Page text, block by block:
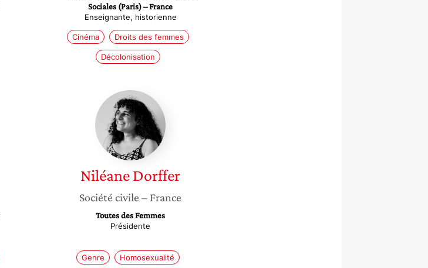
Sociales (Paris) – France
Enseignante, historienne
Cinéma Droits des femmes
Décolonisation
Niléane
Dorffer
NiléaneDorffer
Société civile – France
Toutes des Femmes
Présidente
Genre Homosexualité